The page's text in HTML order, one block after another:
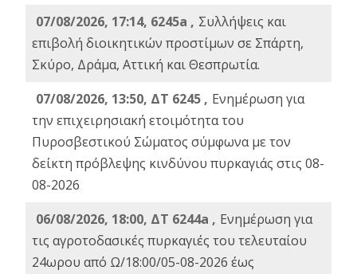
07/08/2026, 17:14, 6245a , Συλλήψεις και
επιβολή διοικητικών προστίμων σε Σπάρτη,
Σκύρο, Δράμα, Αττική και Θεσπρωτία.
07/08/2026, 13:50, ΔΤ 6245 , Ενημέρωση για
την επιχειρησιακή ετοιμότητα του
Πυροσβεστικού Σώματος σύμφωνα με τον
δείκτη πρόβλεψης κινδύνου πυρκαγιάς στις 08-
08-2026
06/08/2026, 18:00, ΔΤ 6244a , Ενημέρωση για
τις αγροτοδασικές πυρκαγιές του τελευταίου
24ωρου από Ω/18:00/05-08-2026 έως